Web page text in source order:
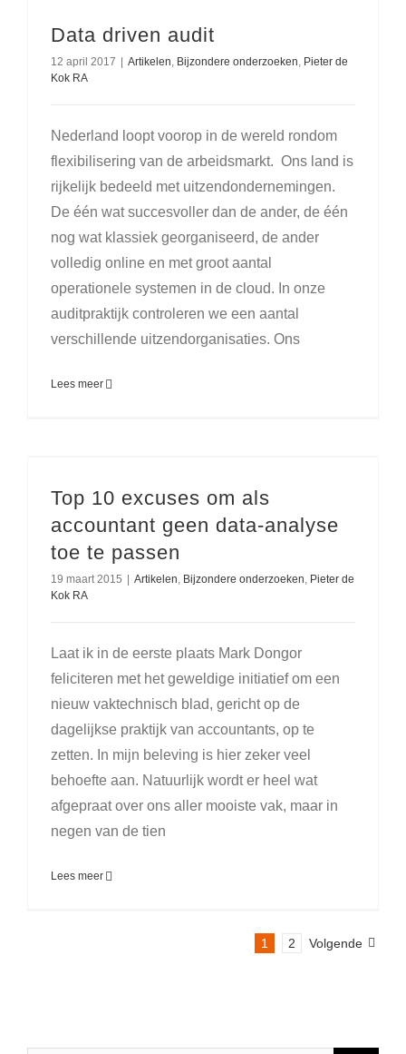
Data driven audit
12 april 2017 | Artikelen Bijzondere onderzoeken Pieter de
Kok RA
Nederland loopt voorop in de wereld rondom
flexibilisering van de arbeidsmarkt. Ons land is
rijkelijk bedeeld met uitzendondernemingen.
De één wat succesvoller dan de ander, de één
nog wat klassiek georganiseerd, de ander
volledig online en met groot aantal
operationele systemen in de cloud. In onze
auditpraktijk controleren we een aantal
verschillende uitzendorganisaties. Ons
Lees meer
Top 10 excuses om als
accountant geen data-analyse
toe te passen
19 maart 2015 | Artikelen Bijzondere onderzoeken Pieter de
Kok RA
Laat ik in de eerste plaats Mark Dongor
feliciteren met het geweldige initiatief om een
nieuw vaktechnisch blad, gericht op de
dagelijkse praktijk van accountants, op te
zetten. In mijn beleving is hier zeker veel
behoefte aan. Natuurlijk wordt er heel wat
afgepraat over ons aller mooiste vak, maar in
negen van de tien
Lees meer
1 2 Volgende